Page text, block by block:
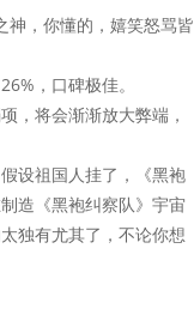
，你懂的，嬉笑怒骂皆
，口碑极佳。
，将会渐渐放大弊端，
设祖国人挂了，《黑袍
造《黑袍纠察队》宇宙
独有尤其了，不论你想